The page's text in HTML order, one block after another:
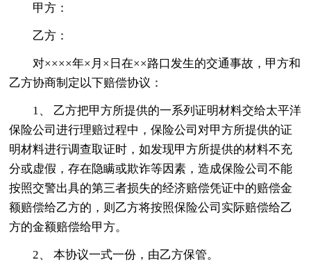
甲方：
乙方：
对××××年×月×日在××路口发生的交通事故，甲方和
乙方协商制定以下赔偿协议：
1、 乙方把甲方所提供的一系列证明材料交给太平洋
保险公司进行理赔过程中，保险公司对甲方所提供的证
明材料进行调查取证时，如发现甲方所提供的材料不充
分或虚假，存在隐瞒或欺诈等因素，造成保险公司不能
按照交警出具的第三者损失的经济赔偿凭证中的赔偿金
额赔偿给乙方的，则乙方将按照保险公司实际赔偿给乙
方的金额赔偿给甲方。
2、 本协议一式一份，由乙方保管。